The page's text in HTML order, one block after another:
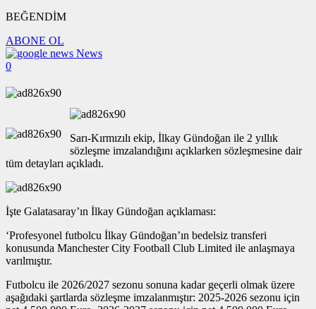
BEĞENDİM
ABONE OL
News
0
Sarı-Kırmızılı ekip, İlkay Gündoğan ile 2 yıllık
sözleşme imzalandığını açıklarken sözleşmesine dair
tüm detayları açıkladı.
İşte Galatasaray’ın İlkay Gündoğan açıklaması:
‘Profesyonel futbolcu İlkay Gündoğan’ın bedelsiz transferi
konusunda Manchester City Football Club Limited ile anlaşmaya
varılmıştır.
Futbolcu ile 2026/2027 sezonu sonuna kadar geçerli olmak üzere
aşağıdaki şartlarda sözleşme imzalanmıştır: 2025-2026 sezonu için